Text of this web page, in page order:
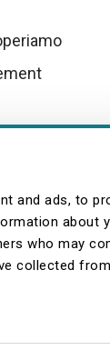
and ads, to
about
who may
collected